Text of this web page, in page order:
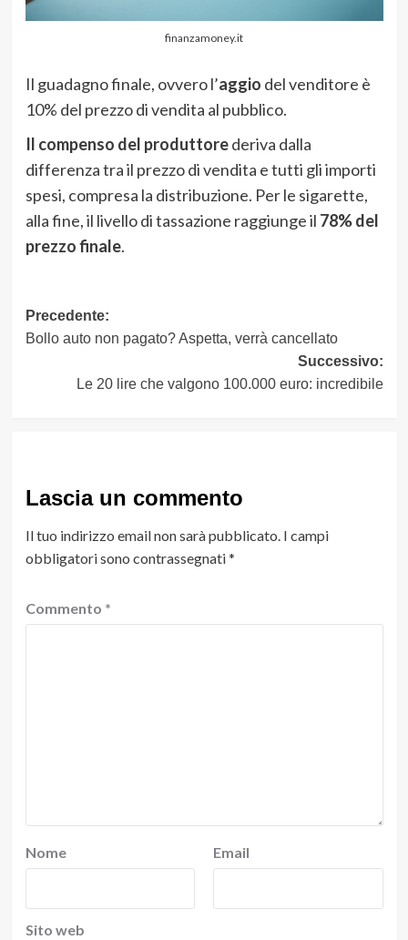
finanzamoney.it
Il guadagno finale, ovvero l’aggio del venditore è
10% del prezzo di vendita al pubblico.
Il compenso del produttorederiva dalla
differenza tra il prezzo di vendita e tutti gli importi
spesi, compresa la distribuzione. Per le sigarette,
alla fine, il livello di tassazione raggiunge il 78% del
prezzo finale.
Navigazione
articolo
Precedente:
Bollo auto non pagato? Aspetta, verrà cancellato
Successivo:
Le 20 lire che valgono 100.000 euro: incredibile
Lascia un commento
Il tuo indirizzo email non sarà pubblicato. I campi
obbligatori sono contrassegnati*
Commento *
Nome Email
Sito web